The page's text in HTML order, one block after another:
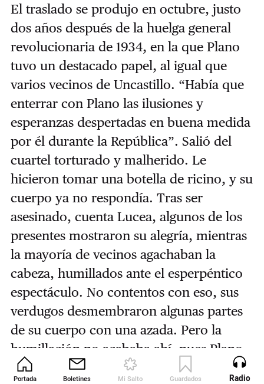
Portada Boletines Mi Salto Guardados Revista
El traslado se produjo en octubre, justo
dos años después de la huelga general
revolucionaria de 1934, en la que Plano
tuvo un destacado papel, al igual que
varios vecinos de Uncastillo. “Había que
enterrar con Plano las ilusiones y
esperanzas despertadas en buena medida
por él durante la República”. Salió del
cuartel torturado y malherido. Le
hicieron tomar una botella de ricino, y su
cuerpo ya no respondía. Tras ser
asesinado, cuenta Lucea, algunos de los
presentes mostraron su alegría, mientras
la mayoría de vecinos agachaban la
cabeza, humillados ante el esperpéntico
espectáculo. No contentos con eso, sus
verdugos desmembraron algunas partes
de su cuerpo con una azada. Pero la
humillación no acababa ahí, pues Plano
fue multado con una cifra cercana a las
Radio